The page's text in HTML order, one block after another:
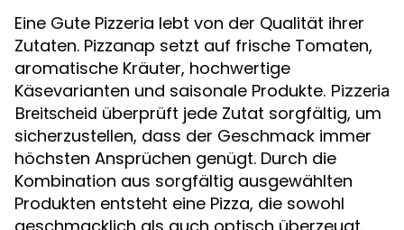
Eine Gute Pizzeria lebt von der Qualität ihrer
Zutaten. Pizzanap setzt auf frische Tomaten,
aromatische Kräuter, hochwertige
Käsevarianten und saisonale Produkte. Pizzeria
Breitscheid überprüft jede Zutat sorgfältig, um
sicherzustellen, dass der Geschmack immer
höchsten Ansprüchen genügt. Durch die
Kombination aus sorgfältig ausgewählten
Produkten entsteht eine Pizza, die sowohl